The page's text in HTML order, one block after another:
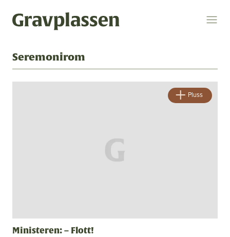
Logg inn Søk
Bli medlem
Seremonirom
Pluss
Ministeren: – Flott!